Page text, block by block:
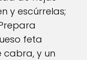
y escúrrelas;
feta
cabra, y un